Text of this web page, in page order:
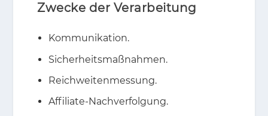
Zwecke der Verarbeitung
Kommunikation.
Sicherheitsmaßnahmen.
Reichweitenmessung.
Affiliate-Nachverfolgung.